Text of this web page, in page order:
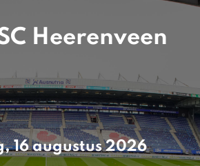
Heerenveen
16 augustus 2026